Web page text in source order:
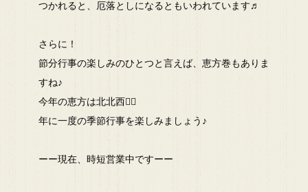
つかれると、厄落としになるともいわれています♬
さらに！
節分行事の楽しみのひとつと言えば、恵方巻もありま
すね♪
今年の恵方は北北西💁‍♂
年に一度の季節行事を楽しみましょう♪
ーー現在、時短営業中ですーー